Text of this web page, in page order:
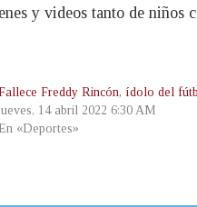
y videos tanto de niños
Freddy Rincón, ídolo del
14 abril 2022 6:30 AM
En «Deportes»